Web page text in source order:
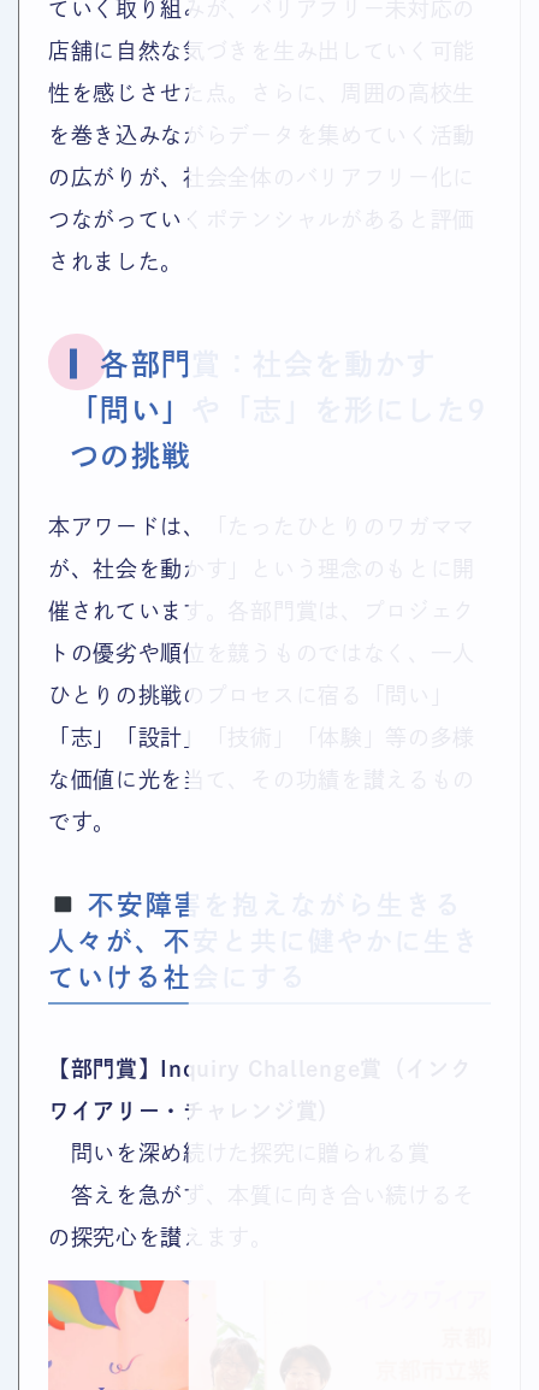
ていく取り組みが、バリアフリー未対応の
店舗に自然な気づきを生み出していく可能
性を感じさせた点。さらに、周囲の高校生
を巻き込みながらデータを集めていく活動
の広がりが、社会全体のバリアフリー化に
つながっていくポテンシャルがあると評価
されました。
▎各部門賞：社会を動かす
「問い」や「志」を形にした9
つの挑戦
本アワードは、「たったひとりのワガママ
が、社会を動かす」という理念のもとに開
催されています。各部門賞は、プロジェク
トの優劣や順位を競うものではなく、一人
ひとりの挑戦のプロセスに宿る「問い」
「志」「設計」「技術」「体験」等の多様
な価値に光を当て、その功績を讃えるもの
です。
不安障害を抱えながら生きる
人々が、不安と共に健やかに生き
ていける社会にする
【部門賞】Inquiry Challenge賞（インク
ワイアリー・チャレンジ賞）
問いを深め続けた探究に贈られる賞
答えを急がず、本質に向き合い続けるそ
の探究心を讃えます。